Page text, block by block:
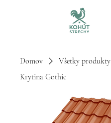
Domov
Všetky produkty
Krytina Gothic